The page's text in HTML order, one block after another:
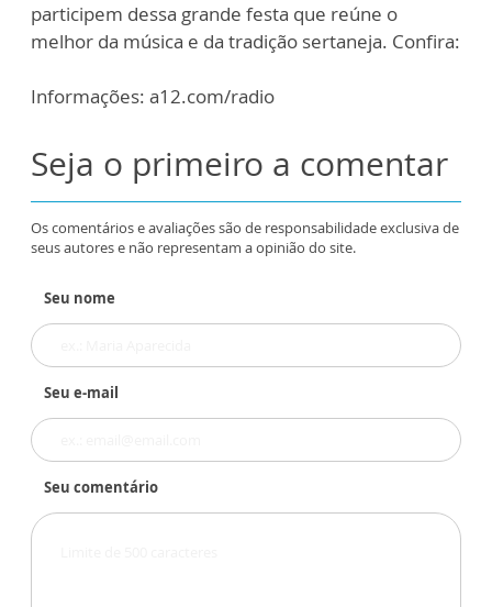
participem dessa grande festa que reúne o
melhor da música e da tradição sertaneja. Confira:
Informações: a12.com/radio
Seja o primeiro a comentar
Os comentários e avaliações são de responsabilidade exclusiva de
seus autores e não representam a opinião do site.
Seu nome
Seu e-mail
Seu comentário